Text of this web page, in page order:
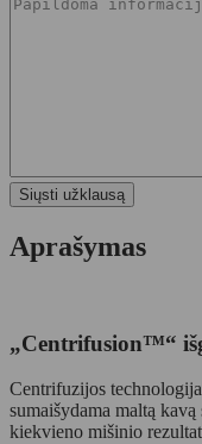
Aprašymas
„Centrifusion™“
Centrifuzijos
sumaišydama maltą
kiekvieno mišinio